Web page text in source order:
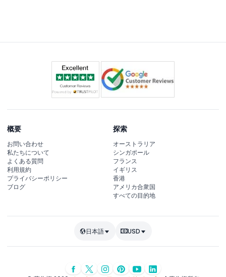
概要
お問い合わせ
私たちについて
よくある質問
利用規約
プライバシーポリシー
ブログ
探索
オーストラリア
シンガポール
フランス
イギリス
香港
アメリカ合衆国
すべての目的地
日本語 USD